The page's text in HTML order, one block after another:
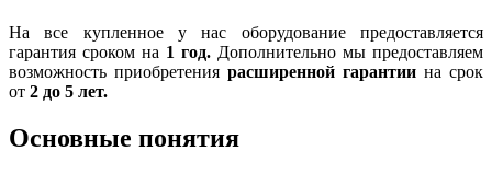
На все купленное у нас оборудование предоставляется
гарантия сроком на 1 год. Дополнительно мы предоставляем
возможность приобретения расширенной гарантии на срок
от 2 до 5 лет.
Основные понятия